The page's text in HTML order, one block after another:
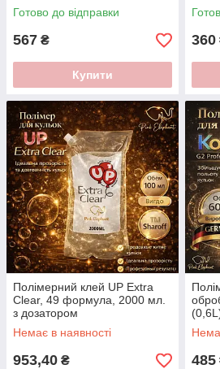
Готово до відправки
567 ₴
Купити
360
Полімерний клей UP Extra
Clear, 49 формула, 2000 мл.
з дозатором
Немає в наявності
953,40 ₴ 485